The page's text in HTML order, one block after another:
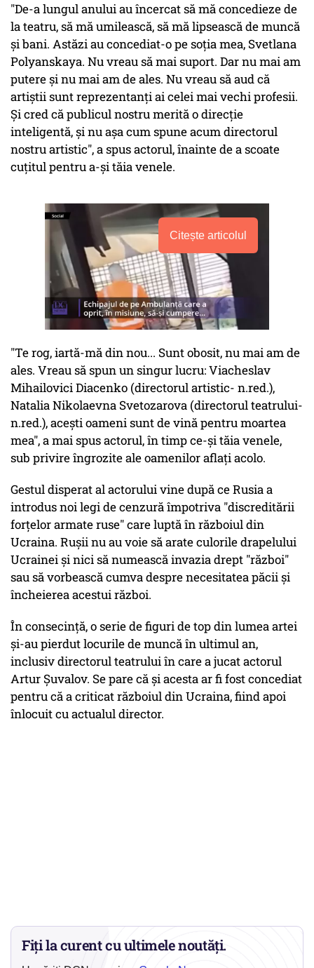
"De-a lungul anului au încercat să mă concedieze de
la teatru, să mă umilească, să mă lipsească de muncă
și bani. Astăzi au concediat-o pe soția mea, Svetlana
Polyanskaya. Nu vreau să mai suport. Dar nu mai am
putere și nu mai am de ales. Nu vreau să aud că
artiștii sunt reprezentanți ai celei mai vechi profesii.
Și cred că publicul nostru merită o direcție
inteligentă, și nu așa cum spune acum directorul
nostru artistic", a spus actorul, înainte de a scoate
cuțitul pentru a-și tăia venele.
Citește articolul
"Te rog, iartă-mă din nou... Sunt obosit, nu mai am de
ales. Vreau să spun un singur lucru: Viacheslav
Mihailovici Diacenko (directorul artistic- n.red.),
Natalia Nikolaevna Svetozarova (directorul teatrului-
n.red.), acești oameni sunt de vină pentru moartea
mea", a mai spus actorul, în timp ce-și tăia venele,
sub privire îngrozite ale oamenilor aflați acolo.
Gestul disperat al actorului vine după ce Rusia a
introdus noi legi de cenzură împotriva "discreditării
forțelor armate ruse" care luptă în războiul din
Ucraina. Rușii nu au voie să arate culorile drapelului
Ucrainei și nici să numească invazia drept "război"
sau să vorbească cumva despre necesitatea păcii și
încheierea acestui război.
În consecință, o serie de figuri de top din lumea artei
și-au pierdut locurile de muncă în ultimul an,
inclusiv directorul teatrului în care a jucat actorul
Artur Șuvalov. Se pare că și acesta ar fi fost concediat
pentru că a criticat războiul din Ucraina, fiind apoi
înlocuit cu actualul director.
Fiți la curent cu ultimele noutăți.